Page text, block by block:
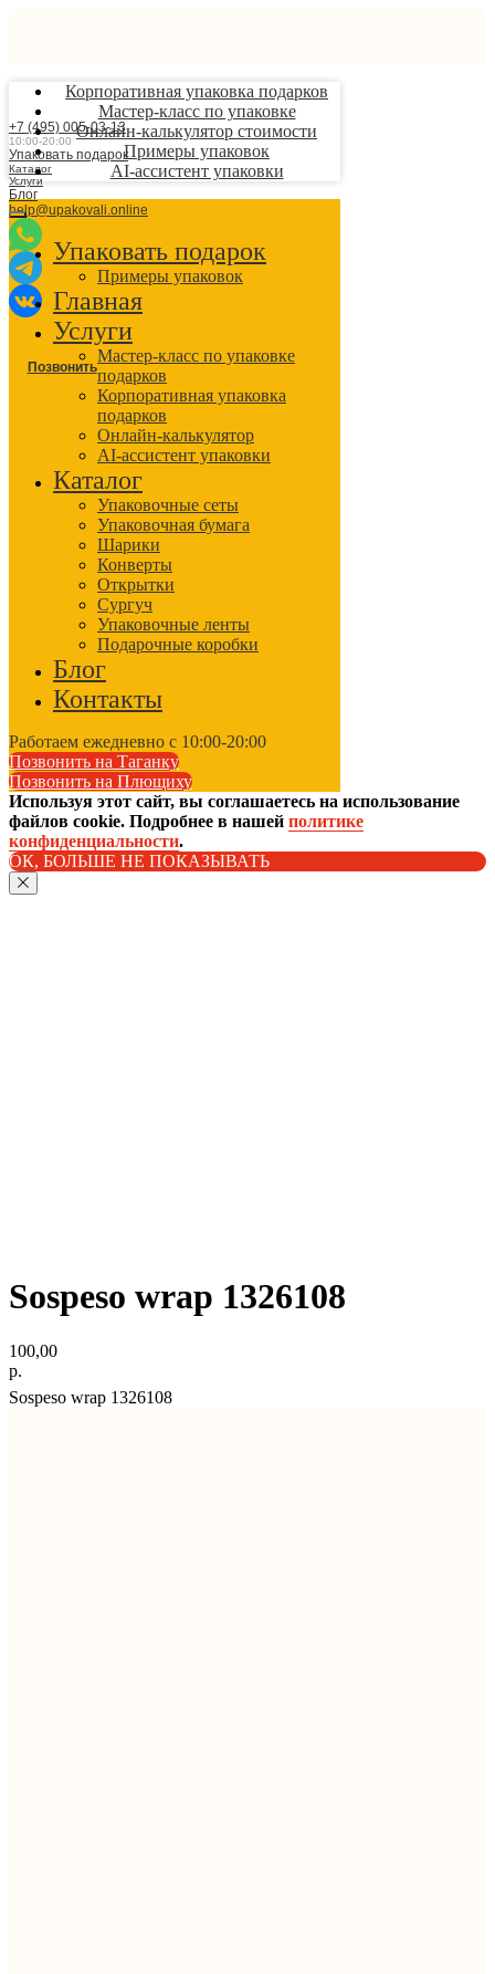
+7 (495) 005-03-13
10:00-20:00
Упаковать подарок
Каталог
Услуги
Блог
help@upakovali.online
Позвонить
Корпоративная упаковка подарков
Мастер-класс по упаковке
Онлайн-калькулятор стоимости
Примеры упаковок
AI-ассистент упаковки
Упаковать подарок
Примеры упаковок
Главная
Услуги
Мастер-класс по упаковке
подарков
Корпоративная упаковка
подарков
Онлайн-калькулятор
AI-ассистент упаковки
Каталог
Упаковочные сеты
Упаковочная бумага
Шарики
Конверты
Открытки
Сургуч
Упаковочные ленты
Подарочные коробки
Блог
Контакты
Работаем ежедневно с 10:00-20:00
Позвонить на Таганку
Позвонить на Плющиху
Используя этот сайт, вы соглашаетесь на использование
файлов cookie. Подробнее в нашей политике
конфиденциальности.
ОК, БОЛЬШЕ НЕ ПОКАЗЫВАТЬ
Sospeso wrap 1326108
100,00
р.
Sospeso wrap 1326108